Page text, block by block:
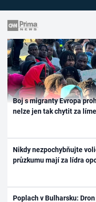
Boj s migranty Evropa
nelze jen tak chytit za
Nikdy nezpochybňujte
průzkumu mají za lídra
Poplach v Bulharsku: